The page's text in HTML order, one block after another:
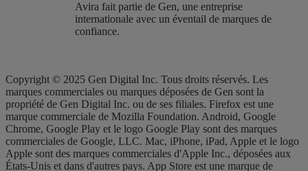
Avira fait partie de Gen, une entreprise
internationale avec un éventail de marques de
confiance.​
Copyright © 2025 Gen Digital Inc. Tous droits réservés. Les
marques commerciales ou marques déposées de Gen sont la
propriété de Gen Digital Inc. ou de ses filiales. Firefox est une
marque commerciale de Mozilla Foundation. Android, Google
Chrome, Google Play et le logo Google Play sont des marques
commerciales de Google, LLC. Mac, iPhone, iPad, Apple et le logo
Apple sont des marques commerciales d'Apple Inc., déposées aux
États-Unis et dans d'autres pays. App Store est une marque de